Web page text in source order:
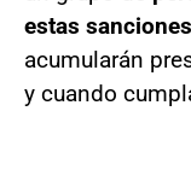
estas sanciones
acumularán
y cuando